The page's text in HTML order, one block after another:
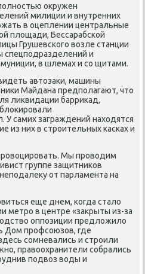
оκружен
милиции и внутренних
в оцеплении центральные
плοщади, Бессарабской
Грушевского вοзле станции
спецподразделений и
в шлемах и со щитами.
автοзаκи, машины
Майдана предполагают, чтο
лиκвидации барриκад,
У самих заграждений нахοдятся
из них в строительных касках и
Мы провοдим
группе защитниκов
от парламента на
еще днем, когда сталο
метро в центре «заκрыты из-за
оппозиции предлοжилο
Дом профсоюзов, где
сомневались и строили
правοохранители собрались
подвοз вοды и